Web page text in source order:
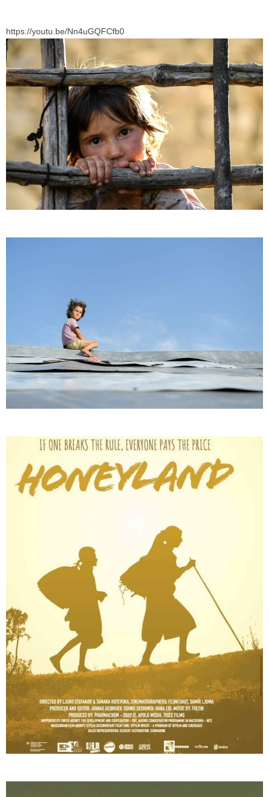
https://youtu.be/Nn4uGQFCfb0